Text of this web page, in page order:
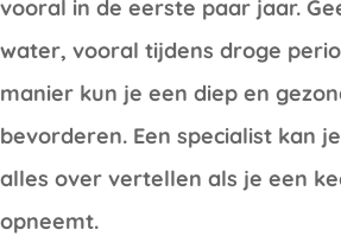
vooral in de eerste paar jaar.
water, vooral tijdens droge
manier kun je een diep en
bevorderen. Een specialist kan
alles over vertellen als je een
opneemt.